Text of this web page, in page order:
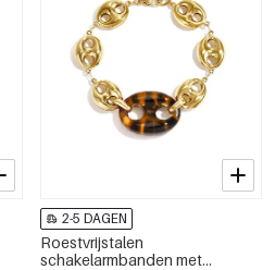
2-5 DAGEN
Roestvrijstalen
schakelarmbanden met